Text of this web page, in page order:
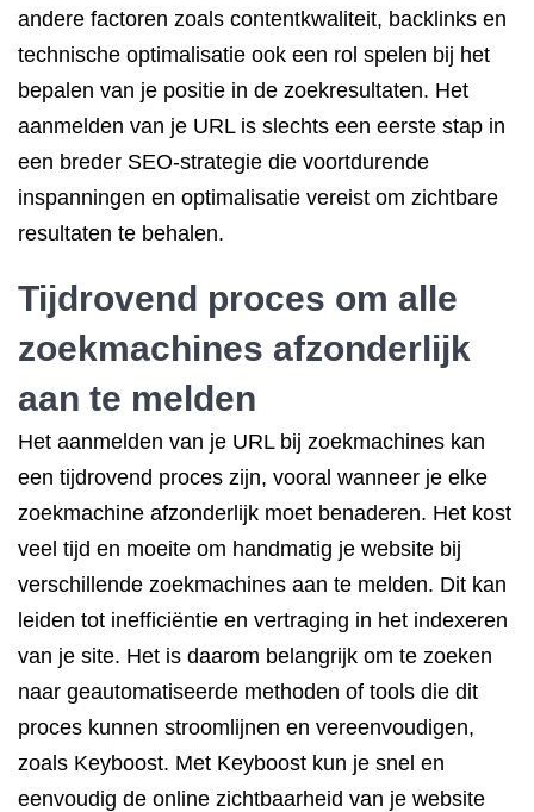
andere factoren zoals contentkwaliteit, backlinks en
technische optimalisatie ook een rol spelen bij het
bepalen van je positie in de zoekresultaten. Het
aanmelden van je URL is slechts een eerste stap in
een breder SEO-strategie die voortdurende
inspanningen en optimalisatie vereist om zichtbare
resultaten te behalen.
Tijdrovend proces om alle
zoekmachines afzonderlijk
aan te melden
Het aanmelden van je URL bij zoekmachines kan
een tijdrovend proces zijn, vooral wanneer je elke
zoekmachine afzonderlijk moet benaderen. Het kost
veel tijd en moeite om handmatig je website bij
verschillende zoekmachines aan te melden. Dit kan
leiden tot inefficiëntie en vertraging in het indexeren
van je site. Het is daarom belangrijk om te zoeken
naar geautomatiseerde methoden of tools die dit
proces kunnen stroomlijnen en vereenvoudigen,
zoals Keyboost. Met Keyboost kun je snel en
eenvoudig de online zichtbaarheid van je website